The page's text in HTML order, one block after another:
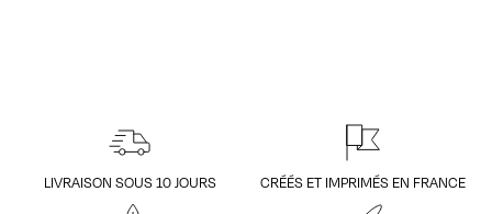
LIVRAISON SOUS 10 JOURS CRÉÉS ET IMPRIMÉS EN FRANCE